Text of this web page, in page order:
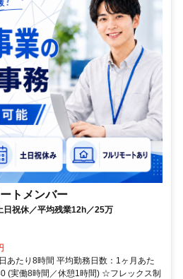
トメンバー
日祝休／平均残業12h／25万
あたり8時間 平均勤務日数：1ヶ月あた
(実働8時間／休憩1時間) ☆フレックス制